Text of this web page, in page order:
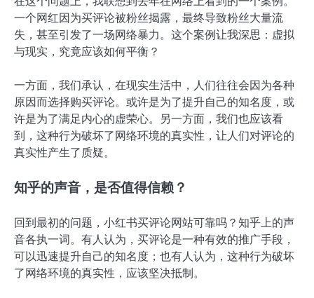
一个网红因为买评论被粉丝揭露，最终导致粉丝大量流
失，甚至引发了一场网络暴力。这个案例让我深思：虚拟
与现实，究竟应该如何平衡？
一方面，我们承认，在现实生活中，人们往往会因为各种
原因而选择购买评论。或许是为了提升自己的知名度，或
许是为了满足内心的虚荣心。另一方面，我们也应该看
到，这种行为破坏了网络环境的真实性，让人们对评论的
真实性产生了质疑。
知乎的声音，是否值得信赖？
回到最初的问题，小红书买评论网站可靠吗？知乎上的声
音各执一词。有人认为，买评论是一种有效的推广手段，
可以迅速提升自己的知名度；也有人认为，这种行为破坏
了网络环境的真实性，应该坚决抵制。